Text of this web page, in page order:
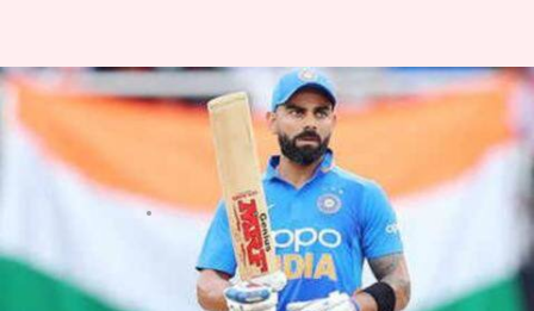
एक दशक में 20,000 रन बनाकर
कोहली ने रचा इतिहास, जानें रन
मशीन के 'विराट' रिकॉर्ड
Aug 15, 2019 03:37 pm
क्या है खबर?